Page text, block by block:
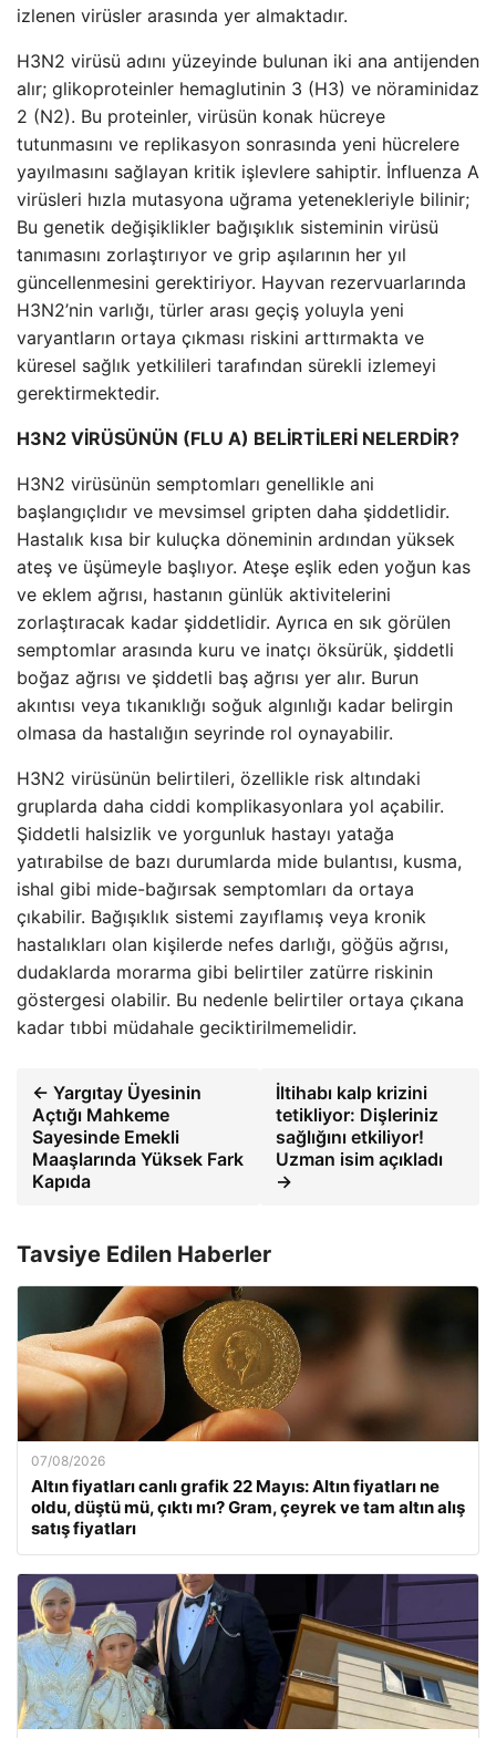
izlenen virüsler arasında yer almaktadır.
H3N2 virüsü adını yüzeyinde bulunan iki ana antijenden
alır; glikoproteinler hemaglutinin 3 (H3) ve nöraminidaz
2 (N2). Bu proteinler, virüsün konak hücreye
tutunmasını ve replikasyon sonrasında yeni hücrelere
yayılmasını sağlayan kritik işlevlere sahiptir. İnfluenza A
virüsleri hızla mutasyona uğrama yetenekleriyle bilinir;
Bu genetik değişiklikler bağışıklık sisteminin virüsü
tanımasını zorlaştırıyor ve grip aşılarının her yıl
güncellenmesini gerektiriyor. Hayvan rezervuarlarında
H3N2’nin varlığı, türler arası geçiş yoluyla yeni
varyantların ortaya çıkması riskini arttırmakta ve
küresel sağlık yetkilileri tarafından sürekli izlemeyi
gerektirmektedir.
H3N2 VİRÜSÜNÜN (FLU A) BELİRTİLERİ NELERDİR?
H3N2 virüsünün semptomları genellikle ani
başlangıçlıdır ve mevsimsel gripten daha şiddetlidir.
Hastalık kısa bir kuluçka döneminin ardından yüksek
ateş ve üşümeyle başlıyor. Ateşe eşlik eden yoğun kas
ve eklem ağrısı, hastanın günlük aktivitelerini
zorlaştıracak kadar şiddetlidir. Ayrıca en sık görülen
semptomlar arasında kuru ve inatçı öksürük, şiddetli
boğaz ağrısı ve şiddetli baş ağrısı yer alır. Burun
akıntısı veya tıkanıklığı soğuk algınlığı kadar belirgin
olmasa da hastalığın seyrinde rol oynayabilir.
H3N2 virüsünün belirtileri, özellikle risk altındaki
gruplarda daha ciddi komplikasyonlara yol açabilir.
Şiddetli halsizlik ve yorgunluk hastayı yatağa
yatırabilse de bazı durumlarda mide bulantısı, kusma,
ishal gibi mide-bağırsak semptomları da ortaya
çıkabilir. Bağışıklık sistemi zayıflamış veya kronik
hastalıkları olan kişilerde nefes darlığı, göğüs ağrısı,
dudaklarda morarma gibi belirtiler zatürre riskinin
göstergesi olabilir. Bu nedenle belirtiler ortaya çıkana
kadar tıbbi müdahale geciktirilmemelidir.
← Yargıtay Üyesinin
Açtığı Mahkeme
Sayesinde Emekli
Maaşlarında Yüksek Fark
Kapıda
İltihabı kalp krizini
tetikliyor: Dişleriniz
sağlığını etkiliyor!
Uzman isim açıkladı
→
Tavsiye Edilen Haberler
07/08/2026
Altın fiyatları canlı grafik 22 Mayıs: Altın fiyatları ne
oldu, düştü mü, çıktı mı? Gram, çeyrek ve tam altın alış
satış fiyatları